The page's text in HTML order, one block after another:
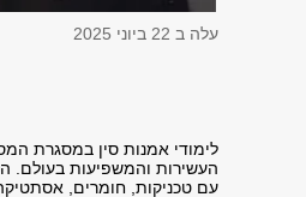
עלה ב 22 ביוני 2025
לימודי אמנות סין במסגרת
העשירות והמשפיעות בעולם.
עם טכניקות, חומרים, אסתטיקה